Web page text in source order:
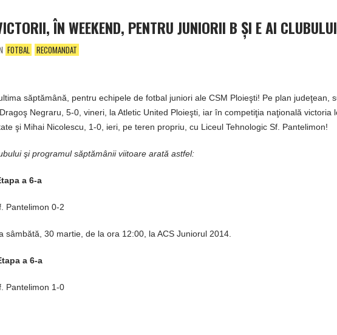
ÎN WEEKEND, PENTRU JUNIORII B ŞI E AI
FOTBAL RECOMANDAT
săptămână, pentru echipele de fotbal juniori ale CSM Ploieşti! Pe plan judeţean,
Negraru, 5-0, vineri, la Atletic United Ploieşti, iar în competiţia naţională victoria
şi Mihai Nicolescu, 1-0, ieri, pe teren propriu, cu Liceul Tehnologic Sf. Pantelimon!
şi programul săptămânii viitoare arată astfel:
a 6-a
Pantelimon 0-2
sâmbătă, 30 martie, de la ora 12:00, la ACS Juniorul 2014.
a 6-a
Pantelimon 1-0